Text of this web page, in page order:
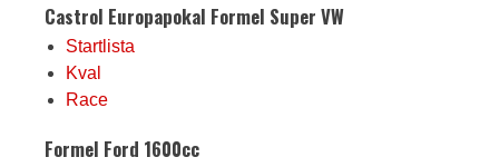
Castrol Europapokal Formel Super VW
Startlista
Kval
Race
Formel Ford 1600cc